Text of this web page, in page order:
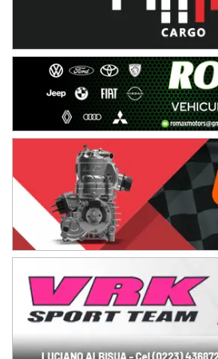
Baradero (Buenos Aires)
Ciudad de Trenque Lauquen (Asfalto)
Trenque Lauquen (Buenos Aires)
ENTRERRIANO - F6 (POSTERGADA)
Parque de la Velocidad (Asfalto)
Villaguay (Entre Ríos)
VICTORIENSE - F7
El Cerro (Tierra)
Victoria (Entre Ríos)
Moto Club Reginense (Tierra)
Gral. E. Godoy (Río Negro)
CSK - F7
Juventud Unida (Tierra)
Humboldt (Santa Fe)